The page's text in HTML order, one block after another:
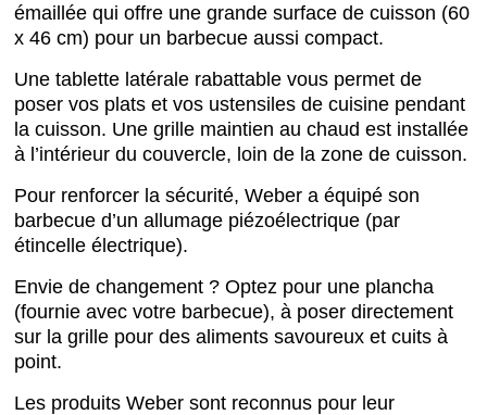
émaillée qui offre une grande surface de cuisson (60
x 46 cm) pour un barbecue aussi compact.
Une tablette latérale rabattable vous permet de
poser vos plats et vos ustensiles de cuisine pendant
la cuisson. Une grille maintien au chaud est installée
à l’intérieur du couvercle, loin de la zone de cuisson.
Pour renforcer la sécurité, Weber a équipé son
barbecue d’un allumage piézoélectrique (par
étincelle électrique).
Envie de changement ? Optez pour une plancha
(fournie avec votre barbecue), à poser directement
sur la grille pour des aliments savoureux et cuits à
point.
Les produits Weber sont reconnus pour leur